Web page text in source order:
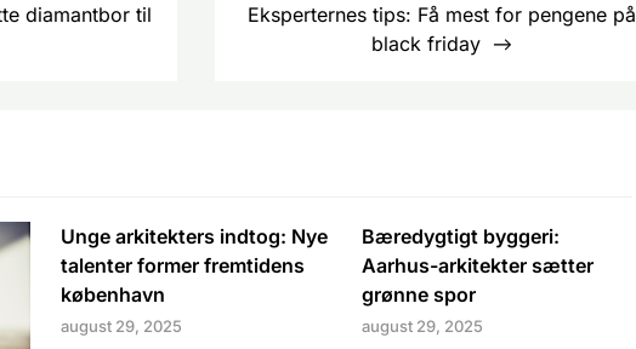
diamantbor til
Eksperternes tips: Få mest for pengene på
black friday
Unge arkitekters indtog: Nye
talenter former fremtidens
københavn
august 29, 2025
Bæredygtigt byggeri:
Aarhus-arkitekter sætter
grønne spor
august 29, 2025